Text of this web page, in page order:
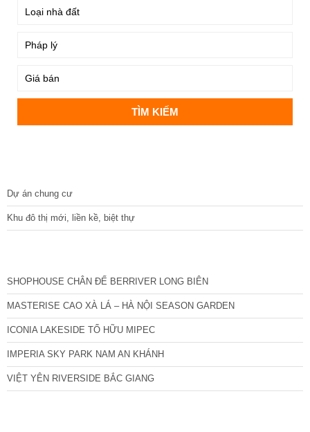
Dự án chung cư
Khu đô thị mới, liền kề, biệt thự
SHOPHOUSE CHÂN ĐẾ BERRIVER LONG BIÊN
MASTERISE CAO XÀ LÁ – HÀ NỘI SEASON GARDEN
ICONIA LAKESIDE TỐ HỮU MIPEC
IMPERIA SKY PARK NAM AN KHÁNH
VIỆT YÊN RIVERSIDE BẮC GIANG